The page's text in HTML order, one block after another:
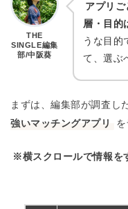
THE
SINGLE編集
部/中阪葵
アプリ
層・目的
うな目的
て、選ぶ
まずは、編集部が調査し
強いマッチングアプリ
※横スクロールで情報を